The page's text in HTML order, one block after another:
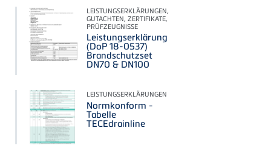
LEISTUNGSERKLÄRUNGEN,
GUTACHTEN, ZERTIFIKATE,
PRÜFZEUGNISSE
Leistungserklärung
(DoP 18-0537)
Brandschutzset
DN70 & DN100
LEISTUNGSERKLÄRUNGEN
Normkonform -
Tabelle
TECEdrainline